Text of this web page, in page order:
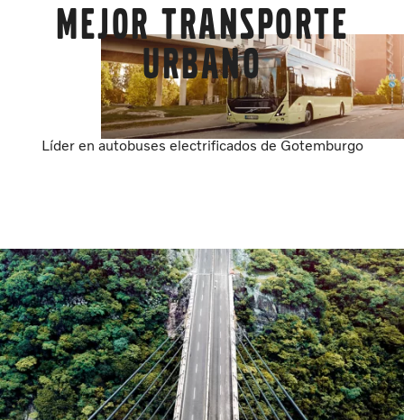
Mejor transporte
urbano
Líder en autobuses electrificados de Gotemburgo